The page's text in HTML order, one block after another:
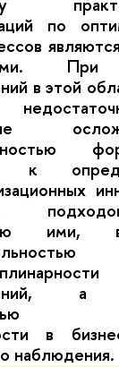
по
в этой
к
ими,
а
в
наблюдения.